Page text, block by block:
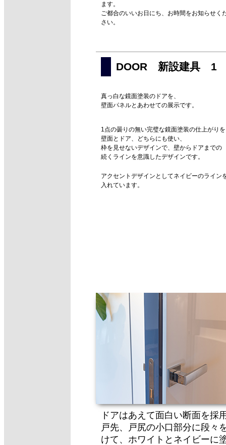
ます。
ご都合のいいお日にち、お時間をお知らせく
さい。
DOOR 新設建具 1
真っ白な鏡面塗装のドアを、
壁面パネルとあわせての展示です。
1点の曇りの無い完璧な鏡面塗装の仕上がり
壁面とドア、どちらにも使い、
枠を見せないデザインで、壁からドアまでの
続くラインを意識したデザインです。
アクセントデザインとしてネイビーのライン
入れています。
ドアはあえて面白い断面を採
戸先、戸尻の小口部分に段々
けて、ホワイトとネイビーに